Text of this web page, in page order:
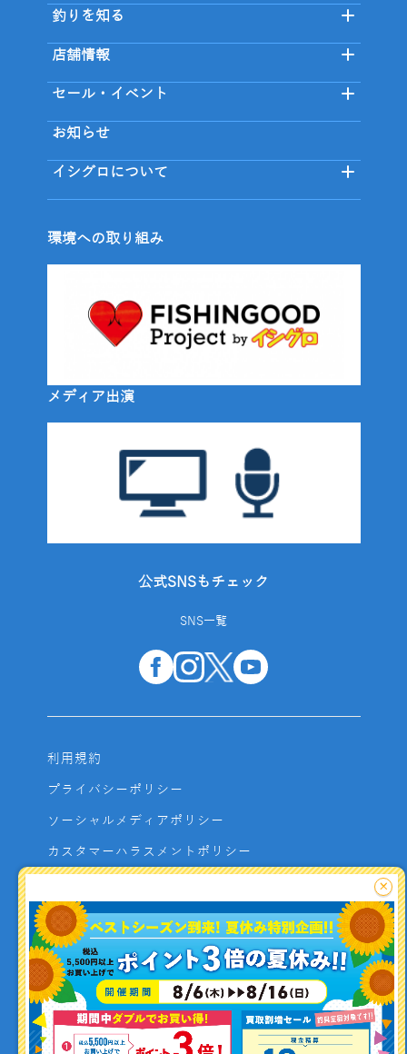
釣り情報を
投稿する
釣りを知る
店舗情報
セール・イベント
お知らせ
イシグロについて
環境への取り組み
メディア出演
公式SNSもチェック
SNS一覧
利用規約
プライバシーポリシー
ソーシャルメディアポリシー
カスタマーハラスメントポリシー
よくあるご質問
お問い合わせ
利用者資金の保全方法
×